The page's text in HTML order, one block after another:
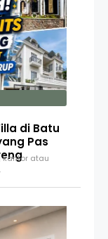
di Batu
Pas
kantor atau